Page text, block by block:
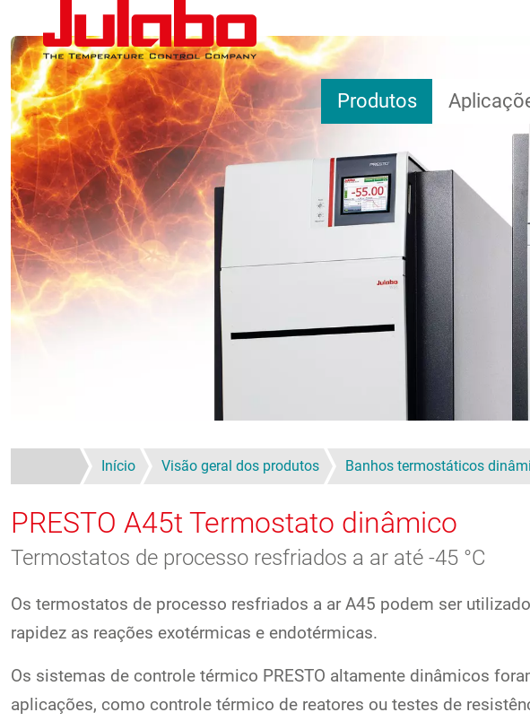
Passar para o conteúdo principal
Produtos
Início Visão geral dos produtos Banhos termostáticos
PRESTO A45t Termostato dinâmico
Termostatos de processo resfriados a ar até -45 °C
Os termostatos de processo resfriados a ar A45 podem ser
rapidez as reações exotérmicas e endotérmicas.
Os sistemas de controle térmico PRESTO altamente dinâmicos
aplicações, como controle térmico de reatores ou testes de